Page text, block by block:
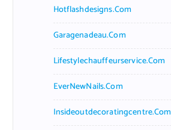
Hotflashdesigns.com
Garagenadeau.com
Lifestylechauffeurservice.com
EverNewNails.com
Insideoutdecoratingcentre.com